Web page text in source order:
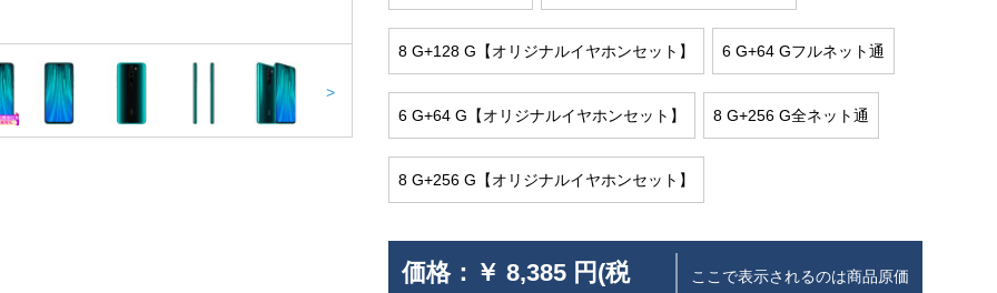
>
8 G+128 G【オリジナルイヤホンセット】 6 G+64 Gフルネット通
6 G+64 G【オリジナルイヤホンセット】 8 G+256 G全ネット通
8 G+256 G【オリジナルイヤホンセット】
価格： ￥ 8,385 円(税 ここで表示されるのは商品原価